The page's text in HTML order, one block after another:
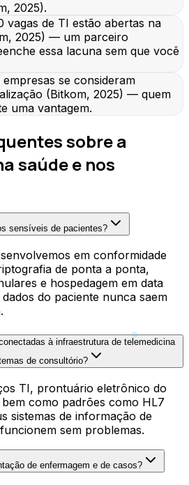
2025).
vagas de TI estão abertas na
2025) — um parceiro
essa lacuna sem que você
se consideram
(Bitkom, 2025) — quem
uma vantagem.
sobre a
saúde e nos
sensíveis de pacientes?
em conformidade
de ponta a ponta,
e hospedagem em data
do paciente nunca saem
à infraestrutura de telemedicina
de consultório?
TI, prontuário eletrônico do
como padrões como HL7
sistemas de informação de
sem problemas.
de enfermagem e de casos?